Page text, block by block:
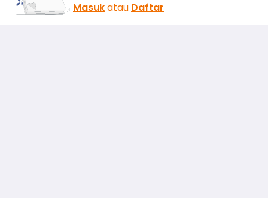
Masukatau Daftar